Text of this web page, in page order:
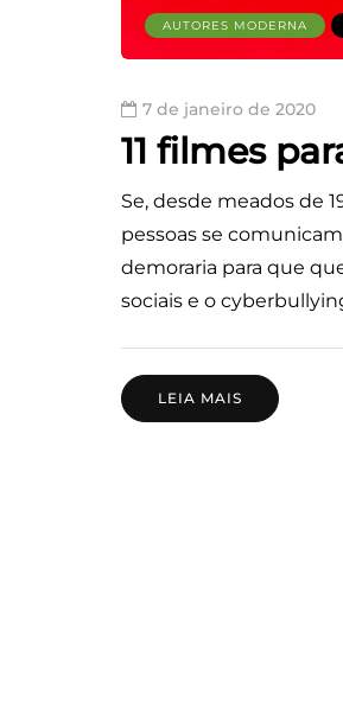
AUTORES MODERNA
7 de janeiro de 2020
11 filmes
Se, desde meados de
pessoas se
demoraria para que
sociais e o
LEIA MAIS